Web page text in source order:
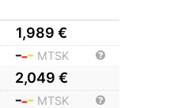
1,989 €
MTSK
2,049 €
MTSK